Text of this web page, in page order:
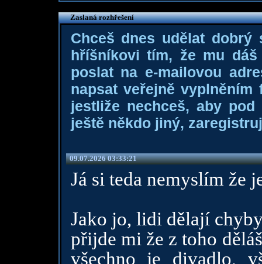
Zaslaná rozhřešení
Chceš dnes udělat dobrý
hříšníkovi tím, že mu
poslat na e-mailovou
napsat veřejně
jestliže nechceš, aby
ještě někdo jiný,
09.07.2026 03:33:21
Já si teda nemyslím že
Jako jo, lidi dělají
přijde mi že z toho
všechno je divadlo,